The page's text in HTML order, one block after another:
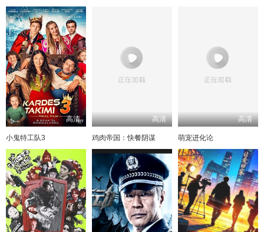
高清
小鬼特工队3
高清
鸡肉帝国：快餐阴谋
高清
萌宠进化论